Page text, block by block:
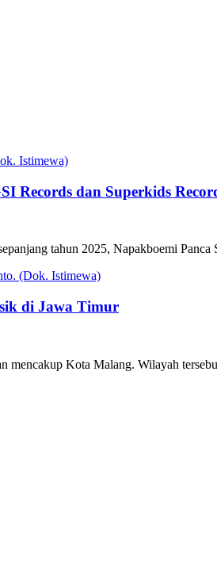
Records dan Superkids
tahun 2025, Napakboemi
di Jawa Timur
Kota Malang. Wilayah